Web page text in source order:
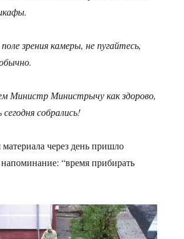
зрения камеры, не пугайтесь,
Министр Министрычу как здорово,
собрались!
через день пришло
“время прибирать